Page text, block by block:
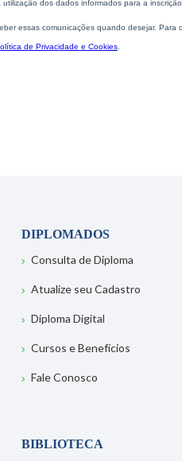
DIPLOMADOS
Consulta de Diploma
Atualize seu Cadastro
Diploma Digital
Cursos e Benefícios
Fale Conosco
BIBLIOTECA